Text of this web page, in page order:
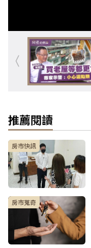
推薦閱讀
房市快訊
房市蒐奇